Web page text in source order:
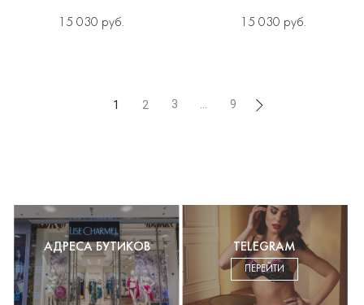
15 030 руб. 15 030 руб.
1 2 3 ... 9
АДРЕСА БУТИКОВ TELEGRAM
ПЕРЕЙТИ